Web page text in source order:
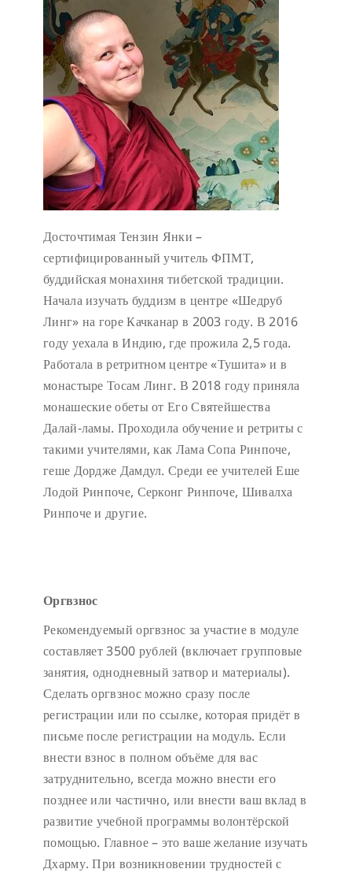
Досточтимая Тензин Янки –
сертифицированный учитель ФПМТ,
буддийская монахиня тибетской традиции.
Начала изучать буддизм в центре «Шедруб
Линг» на горе Качканар в 2003 году. В 2016
году уехала в Индию, где прожила 2,5 года.
Работала в ретритном центре «Тушита» и в
монастыре Тосам Линг. В 2018 году приняла
монашеские обеты от Его Святейшества
Далай-ламы. Проходила обучение и ретриты с
такими учителями, как Лама Сопа Ринпоче,
геше Дордже Дамдул. Среди ее учителей Еше
Лодой Ринпоче, Серконг Ринпоче, Шивалха
Ринпоче и другие.
Оргвзнос
Рекомендуемый оргвзнос за участие в модуле
составляет 3500 рублей (включает групповые
занятия, однодневный затвор и материалы).
Сделать оргвзнос можно сразу после
регистрации или по ссылке, которая придёт в
письме после регистрации на модуль. Если
внести взнос в полном объёме для вас
затруднительно, всегда можно внести его
позднее или частично, или внести ваш вклад в
развитие учебной программы волонтёрской
помощью. Главное – это ваше желание изучать
Дхарму. При возникновении трудностей с